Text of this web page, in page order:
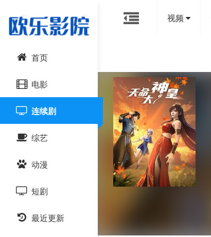
视频
首页
电影
动作片
喜剧片
爱情片
科幻片
恐怖片
连续剧
综艺
大陆综艺
日韩综艺
港台综艺
动漫
国产动漫
日韩动漫
短剧
最近更新